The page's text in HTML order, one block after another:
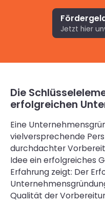
Jetzt hier
Die
erfolgreichen
Eine
vielversprechende
durchdachter
Idee ein erfolgreiches
Erfahrung zeigt: Der
Qualität der